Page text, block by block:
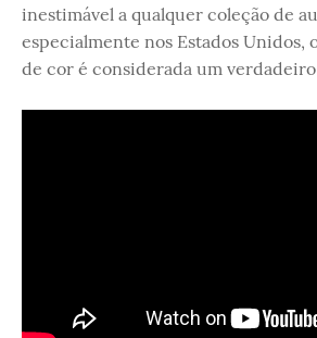
inestimável a qualquer coleção de
especialmente nos Estados Unidos,
de cor é considerada um